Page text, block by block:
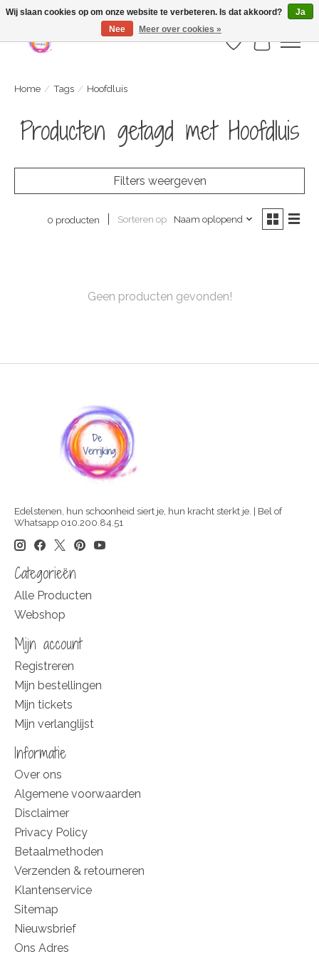
Webshop is geopend maar nog onder constructie | let op: Verzenden vanaf 29
juli
Verlanglijst
Home / Tags / Hoofdluis
Producten getagd met Hoofdluis
Filters weergeven
0 producten Sorteren op Naam oplopend
Geen producten gevonden!
Edelstenen, hun schoonheid siert je, hun kracht sterkt je. | Bel of
Whatsapp 010.200.84.51
Categorieën
Alle Producten
Webshop
Mijn account
Registreren
Mijn bestellingen
Mijn tickets
Mijn verlanglijst
Informatie
Over ons
Algemene voorwaarden
Disclaimer
Privacy Policy
Betaalmethoden
Verzenden & retourneren
Klantenservice
Sitemap
Nieuwsbrief
Ons Adres
Wij slaan cookies op om onze website te verbeteren. Is dat akkoord?
Ja
Nee
Meer over cookies »